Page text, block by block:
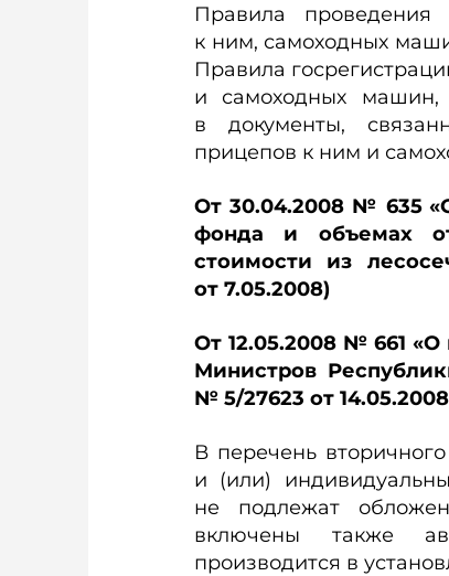
Правила проведения
к ним, самоходных
Правила
и самоходных машин,
в документы,
прицепов к ним и
От 30.04.2008 № 635
фонда и объемах
стоимости из
от 7.05.2008)
От 12.05.2008 № 661
Министров
№ 5/27623 от
В перечень
и (или)
не подлежат
включены также
производится в